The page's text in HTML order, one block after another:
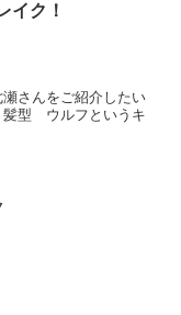
イク！
さんをご紹介したい
髪型 ウルフというキ